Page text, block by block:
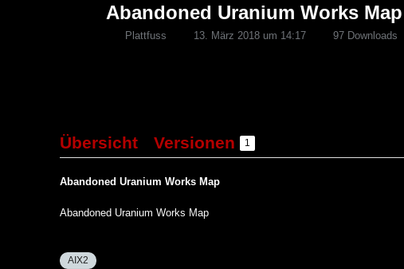
Abandoned Uranium Works Map
Plattfuss 13. März 2018 um 14:17 97 Downloads
Übersicht Versionen 1
Abandoned Uranium Works Map
Abandoned Uranium Works Map
AIX2